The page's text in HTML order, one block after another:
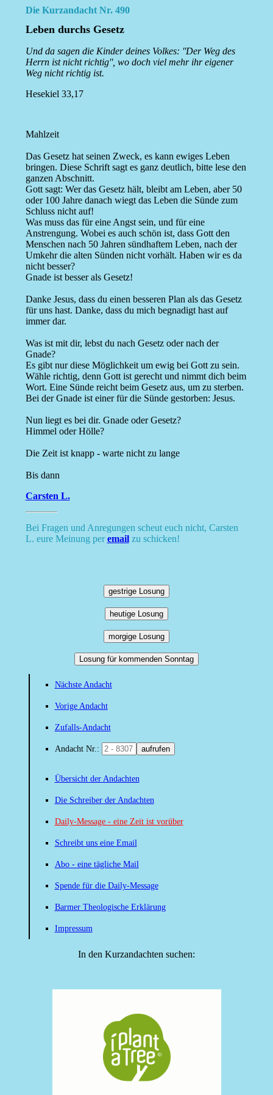
Die Kurzandacht Nr. 490
Leben durchs Gesetz
Und da sagen die Kinder deines Volkes: ''Der Weg des
Herrn ist nicht richtig'', wo doch viel mehr ihr eigener
Weg nicht richtig ist.
Hesekiel 33,17
Mahlzeit
Das Gesetz hat seinen Zweck, es kann ewiges Leben
bringen. Diese Schrift sagt es ganz deutlich, bitte lese den
ganzen Abschnitt.
Gott sagt: Wer das Gesetz hält, bleibt am Leben, aber 50
oder 100 Jahre danach wiegt das Leben die Sünde zum
Schluss nicht auf!
Was muss das für eine Angst sein, und für eine
Anstrengung. Wobei es auch schön ist, dass Gott den
Menschen nach 50 Jahren sündhaftem Leben, nach der
Umkehr die alten Sünden nicht vorhält. Haben wir es da
nicht besser?
Gnade ist besser als Gesetz!
Danke Jesus, dass du einen besseren Plan als das Gesetz
für uns hast. Danke, dass du mich begnadigt hast auf
immer dar.
Was ist mit dir, lebst du nach Gesetz oder nach der
Gnade?
Es gibt nur diese Möglichkeit um ewig bei Gott zu sein.
Wähle richtig, denn Gott ist gerecht und nimmt dich beim
Wort. Eine Sünde reicht beim Gesetz aus, um zu sterben.
Bei der Gnade ist einer für die Sünde gestorben: Jesus.
Nun liegt es bei dir. Gnade oder Gesetz?
Himmel oder Hölle?
Die Zeit ist knapp - warte nicht zu lange
Bis dann
Carsten L.
Bei Fragen und Anregungen scheut euch nicht, Carsten
L. eure Meinung peremailzu schicken!
gestrige Losung
heutige Losung
morgige Losung
Losung für kommenden Sonntag
Nächste Andacht
Vorige Andacht
Zufalls-Andacht
Andacht Nr.: aufrufen
Übersicht der Andachten
Die Schreiber der Andachten
Daily-Message - eine Zeit ist vorüber
Schreibt uns eine Email
Abo - eine tägliche Mail
Spende für die Daily-Message
Barmer Theologische Erklärung
Impressum
In den Kurzandachten suchen: